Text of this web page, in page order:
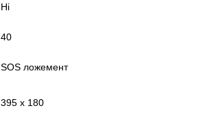
Ні
40
SOS ложемент
395 x 180